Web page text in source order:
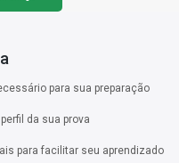
para sua preparação
da sua prova
para facilitar seu aprendizado